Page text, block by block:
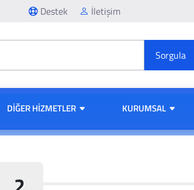
Destek İletişim
DIĞER HIZMETLER KURUMSAL